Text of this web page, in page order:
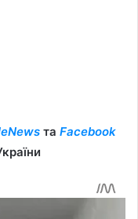
та Facebook